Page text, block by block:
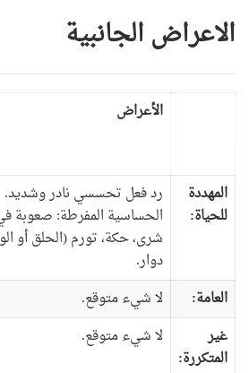
الاعراض الجانبية
الأعراض
المهددة
للحياة:
رد فعل تحسسي نادر وشديد.
الحساسية المفرطة: صعوبة
شرى، حكة، تورم (الحلق أو
دوار.
العامة:
لا شيء متوقع.
غير
المتكررة:
لا شيء متوقع.